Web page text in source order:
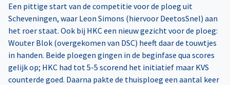
Een pittige start van de competitie voor de ploeg uit
Scheveningen, waar Leon Simons (hiervoor DeetosSnel) aan
het roer staat. Ook bij HKC een nieuw gezicht voor de ploeg:
Wouter Blok (overgekomen van DSC) heeft daar de touwtjes
in handen. Beide ploegen gingen in de beginfase qua scores
gelijk op; HKC had tot 5-5 scorend het initiatief maar KVS
counterde goed. Daarna pakte de thuisploeg een aantal keer